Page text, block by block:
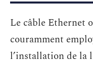
Le câble Ethernet
couramment
l’installation de la